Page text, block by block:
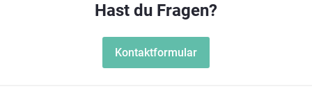
Hast du Fragen?
Kontaktformular